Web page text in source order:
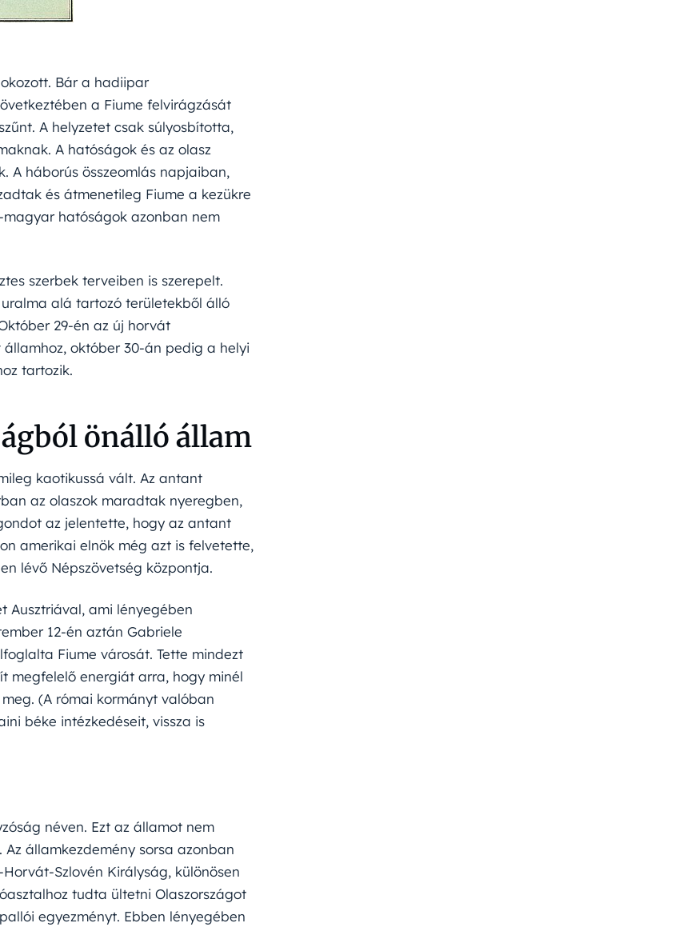
Bár a hadiipar
a Fiume felvirágzását
A helyzetet csak súlyosbította,
A hatóságok és az olasz
A háborús összeomlás napjaiban,
és átmenetileg Fiume a kezükre
magyar hatóságok azonban nem
szerbek terveiben is szerepelt.
alá tartozó területekből álló
29-én az új horvát
október 30-án pedig a helyi
tartozik.
önálló állam
kaotikussá vált. Az antant
az olaszok maradtak nyeregben,
az jelentette, hogy az antant
amerikai elnök még azt is felvetette,
lévő Népszövetség központja.
Ausztriával, ami lényegében
12-én aztán Gabriele
Fiume városát. Tette mindezt
megfelelő energiát arra, hogy minél
(A római kormányt valóban
béke intézkedéseit, vissza is
néven. Ezt az államot nem
államkezdemény sorsa azonban
Szlovén Királyság, különösen
tudta ültetni Olaszországot
egyezményt. Ebben lényegében